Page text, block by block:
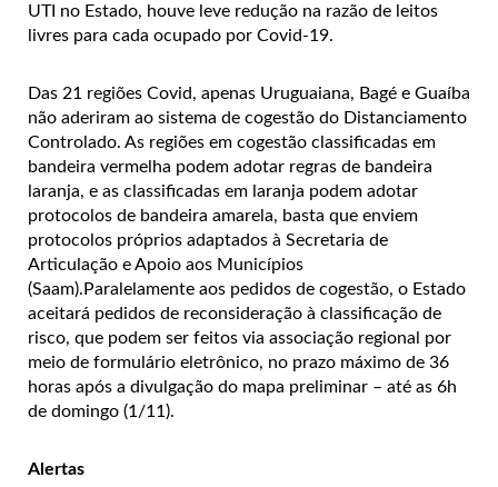
UTI no Estado, houve leve redução na razão de leitos
livres para cada ocupado por Covid-19.
Das 21 regiões Covid, apenas Uruguaiana, Bagé e Guaíba
não aderiram ao sistema de cogestão do Distanciamento
Controlado. As regiões em cogestão classificadas em
bandeira vermelha podem adotar regras de bandeira
laranja, e as classificadas em laranja podem adotar
protocolos de bandeira amarela, basta que enviem
protocolos próprios adaptados à Secretaria de
Articulação e Apoio aos Municípios
(Saam).Paralelamente aos pedidos de cogestão, o Estado
aceitará pedidos de reconsideração à classificação de
risco, que podem ser feitos via associação regional por
meio de formulário eletrônico, no prazo máximo de 36
horas após a divulgação do mapa preliminar – até as 6h
de domingo (1/11).
Alertas